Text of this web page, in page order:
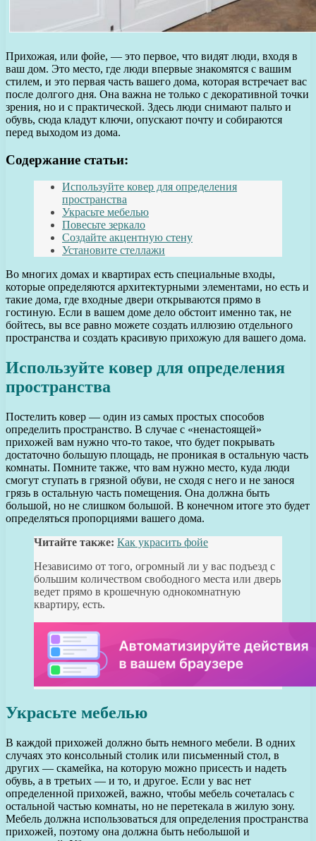
Прихожая, или фойе, — это первое, что видят люди, входя в
ваш дом. Это место, где люди впервые знакомятся с вашим
стилем, и это первая часть вашего дома, которая встречает вас
после долгого дня. Она важна не только с декоративной точки
зрения, но и с практической. Здесь люди снимают пальто и
обувь, сюда кладут ключи, опускают почту и собираются
перед выходом из дома.
Содержание статьи:
Используйте ковер для определения
пространства
Украсьте мебелью
Повесьте зеркало
Создайте акцентную стену
Установите стеллажи
Во многих домах и квартирах есть специальные входы,
которые определяются архитектурными элементами, но есть и
такие дома, где входные двери открываются прямо в
гостиную. Если в вашем доме дело обстоит именно так, не
бойтесь, вы все равно можете создать иллюзию отдельного
пространства и создать красивую прихожую для вашего дома.
Используйте ковер для определения
пространства
Постелить ковер — один из самых простых способов
определить пространство. В случае с «ненастоящей»
прихожей вам нужно что-то такое, что будет покрывать
достаточно большую площадь, не проникая в остальную часть
комнаты. Помните также, что вам нужно место, куда люди
смогут ступать в грязной обуви, не сходя с него и не занося
грязь в остальную часть помещения. Она должна быть
большой, но не слишком большой. В конечном итоге это будет
определяться пропорциями вашего дома.
Читайте также: Как украсить фойе
Независимо от того, огромный ли у вас подъезд с
большим количеством свободного места или дверь
ведет прямо в крошечную однокомнатную
квартиру, есть.
Украсьте мебелью
В каждой прихожей должно быть немного мебели. В одних
случаях это консольный столик или письменный стол, в
других — скамейка, на которую можно присесть и надеть
обувь, а в третьих — и то, и другое. Если у вас нет
определенной прихожей, важно, чтобы мебель сочеталась с
остальной частью комнаты, но не перетекала в жилую зону.
Мебель должна использоваться для определения пространства
прихожей, поэтому она должна быть небольшой и